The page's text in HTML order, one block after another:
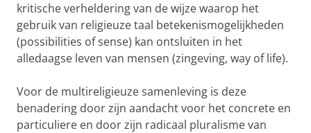
kritische verheldering van de wijze waarop het
gebruik van religieuze taal betekenismogelijkheden
(possibilities of sense) kan ontsluiten in het
alledaagse leven van mensen (zingeving, way of life).
Voor de multireligieuze samenleving is deze
benadering door zijn aandacht voor het concrete en
particuliere en door zijn radicaal pluralisme van